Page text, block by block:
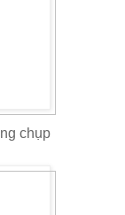
chụp